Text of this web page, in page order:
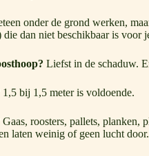
onder de grond werken,
dan niet beschikbaar is voor
Liefst in de schaduw.
1,5 bij 1,5 meter is voldoende.
Gaas, roosters, pallets, planken,
laten weinig of geen lucht door.